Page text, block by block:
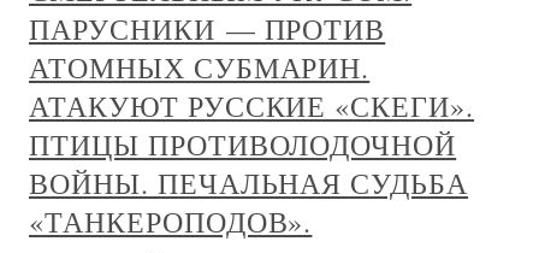
ПАРУСНИКИ — ПРОТИВ
АТОМНЫХ СУБМАРИН.
АТАКУЮТ РУССКИЕ «СКЕГИ».
ПТИЦЫ ПРОТИВОЛОДОЧНОЙ
ВОЙНЫ. ПЕЧАЛЬНАЯ СУДЬБА
«ТАНКЕРОПОДОВ».